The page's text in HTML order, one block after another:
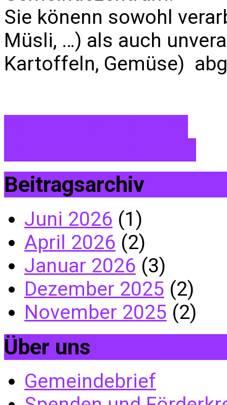
Sie könenn sowohl
Müsli, …) als auch
Kartoffeln, Gemüse)
Beitragsarchiv
Juni 2026 (1)
April 2026 (2)
Januar 2026 (3)
Dezember 2025 (2)
November 2025 (2)
Über uns
Gemeindebrief